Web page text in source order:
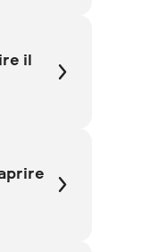
il